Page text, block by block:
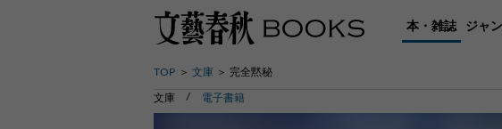
本・雑誌 ジャ
TOP 文庫 完全黙秘
文庫 電子書籍